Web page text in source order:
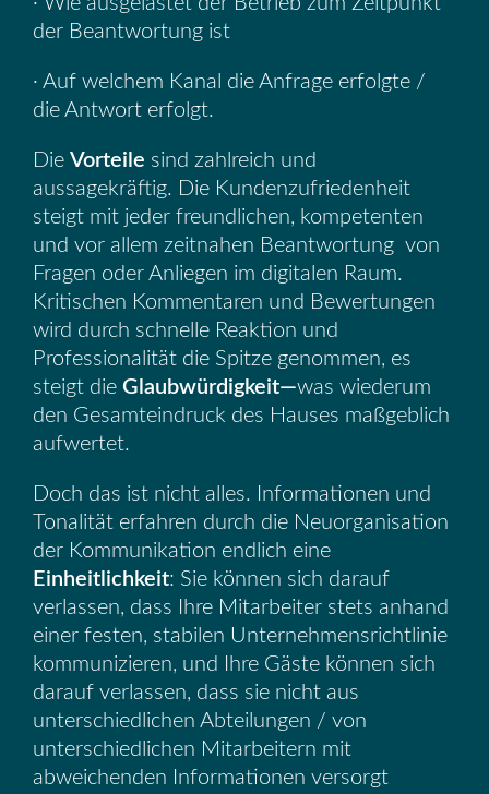
der Beantwortung ist
· Auf welchem Kanal die Anfrage erfolgte /
die Antwort erfolgt.
Die Vorteile sind zahlreich und
aussagekräftig. Die Kundenzufriedenheit
steigt mit jeder freundlichen, kompetenten
und vor allem zeitnahen Beantwortung von
Fragen oder Anliegen im digitalen Raum.
Kritischen Kommentaren und Bewertungen
wird durch schnelle Reaktion und
Professionalität die Spitze genommen, es
steigt die Glaubwürdigkeit—was wiederum
den Gesamteindruck des Hauses maßgeblich
aufwertet.
Doch das ist nicht alles. Informationen und
Tonalität erfahren durch die Neuorganisation
der Kommunikation endlich eine
Einheitlichkeit: Sie können sich darauf
verlassen, dass Ihre Mitarbeiter stets anhand
einer festen, stabilen Unternehmensrichtlinie
kommunizieren, und Ihre Gäste können sich
darauf verlassen, dass sie nicht aus
unterschiedlichen Abteilungen / von
unterschiedlichen Mitarbeitern mit
abweichenden Informationen versorgt